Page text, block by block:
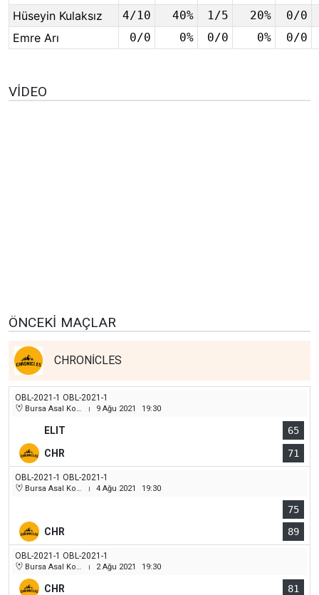
Hüseyin Kulaksız 4/10 40% 1/5 20% 0/0
Emre Arı 0/0 0% 0/0 0% 0/0
VIDEO
ÖNCEKI MAÇLAR
CHRONİCLES
OBL-2021-1 OBL-2021-1
Bursa Asal Koleji Spor Salonu | 9 Ağu 2021 19:30
ELIT
65
CHR
71
OBL-2021-1 OBL-2021-1
Bursa Asal Koleji Spor Salonu | 4 Ağu 2021 19:30
75
CHR
89
OBL-2021-1 OBL-2021-1
Bursa Asal Koleji Spor Salonu | 2 Ağu 2021 19:30
CHR
81